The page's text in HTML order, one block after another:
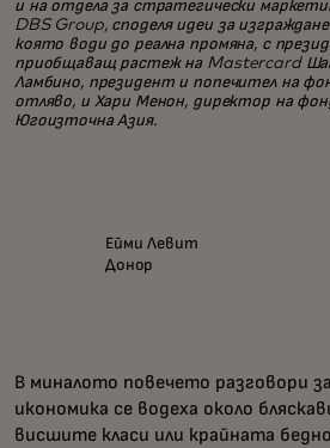
и на отдела за стратегически
DBS Group, споделя идеи за
която води до реална промяна, с
приобщаващ растеж на Mastercard
Ламбино, президент и попечител на
отляво, и Хари Менон, директор на
Югоизточна Азия.
Ейми Левит
Донор
В миналото повечето разговори
икономика се водеха около
висшите класи или крайната